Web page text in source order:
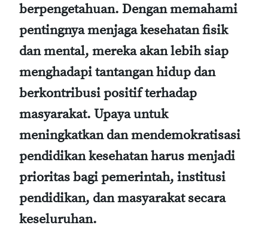
berpengetahuan. Dengan memahami
pentingnya menjaga kesehatan fisik
dan mental, mereka akan lebih siap
menghadapi tantangan hidup dan
berkontribusi positif terhadap
masyarakat. Upaya untuk
meningkatkan dan mendemokratisasi
pendidikan kesehatan harus menjadi
prioritas bagi pemerintah, institusi
pendidikan, dan masyarakat secara
keseluruhan.